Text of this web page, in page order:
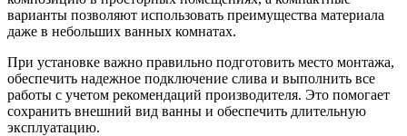
варианты позволяют использовать преимущества материала
даже в небольших ванных комнатах.
При установке важно правильно подготовить место монтажа,
обеспечить надежное подключение слива и выполнить все
работы с учетом рекомендаций производителя. Это помогает
сохранить внешний вид ванны и обеспечить длительную
эксплуатацию.